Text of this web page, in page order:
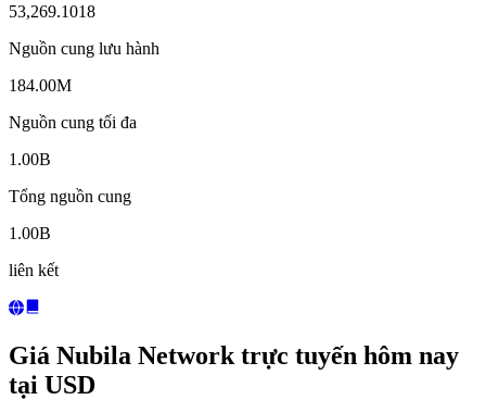
53,269.1018
Nguồn cung lưu hành
184.00M
Nguồn cung tối đa
1.00B
Tổng nguồn cung
1.00B
liên kết
Giá Nubila Network trực tuyến hôm nay
tại USD